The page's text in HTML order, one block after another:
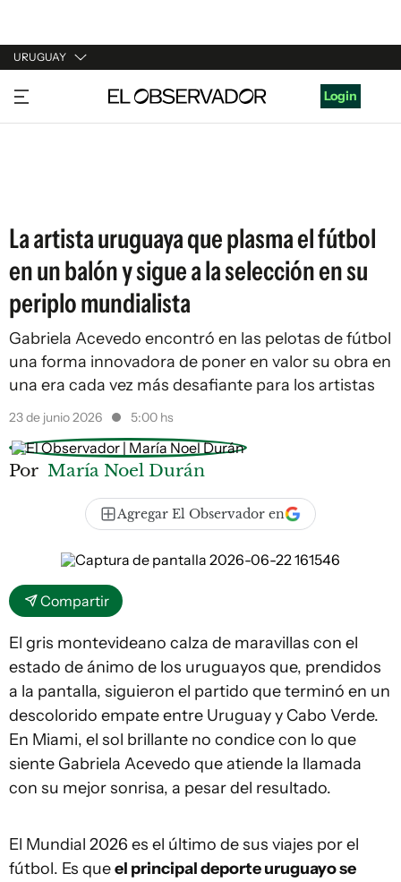
URUGUAY
URUGUAY
ARGENTINA
Login
La artista uruguaya que plasma el fútbol
en un balón y sigue a la selección en su
periplo mundialista
Gabriela Acevedo encontró en las pelotas de fútbol
una forma innovadora de poner en valor su obra en
una era cada vez más desafiante para los artistas
23 de junio 2026 5:00 hs
Por María Noel Durán
Agregar El Observador en
Compartir
El gris montevideano calza de maravillas con el
estado de ánimo de los uruguayos que, prendidos
a la pantalla, siguieron el partido que terminó en un
descolorido empate entre Uruguay y Cabo Verde.
En Miami, el sol brillante no condice con lo que
siente Gabriela Acevedo que atiende la llamada
con su mejor sonrisa, a pesar del resultado.
El Mundial 2026 es el último de sus viajes por el
fútbol. Es queel principal deporte uruguayo se